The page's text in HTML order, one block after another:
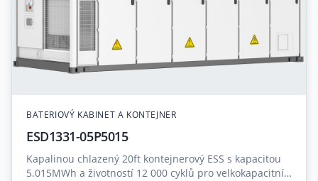
BATERIOVÝ KABINET A KONTEJNER
ESD1331-05P5015
Kapalinou chlazený 20ft kontejnerový ESS s kapacitou
5.015MWh a životností 12 000 cyklů pro velkokapacitní